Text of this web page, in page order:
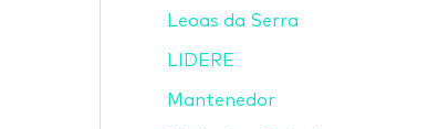
Leoas da Serra
LIDERE
Mantenedor